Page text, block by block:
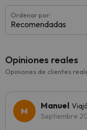
Ordenar por:
Recomendadas
Opiniones reales
Opiniones de clientes
Manuel
Septiembre